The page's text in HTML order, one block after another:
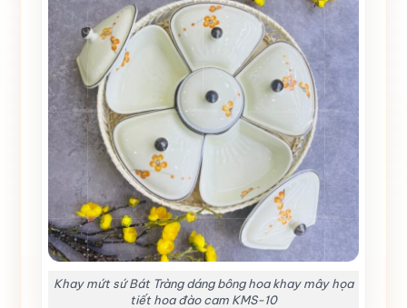
Khay mứt sứ Bát Tràng dáng bông hoa khay mây họa
tiết hoa đào cam KMS-10